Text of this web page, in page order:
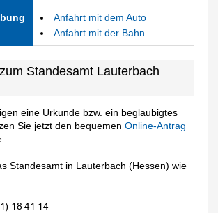
Anfahrt mit dem Auto
Anfahrt mit der Bahn
Standesamt Lauterbach
eine Urkunde bzw. ein beglaubigtes
Sie jetzt den bequemenOnline-Antrag
Standesamt in Lauterbach (Hessen) wie